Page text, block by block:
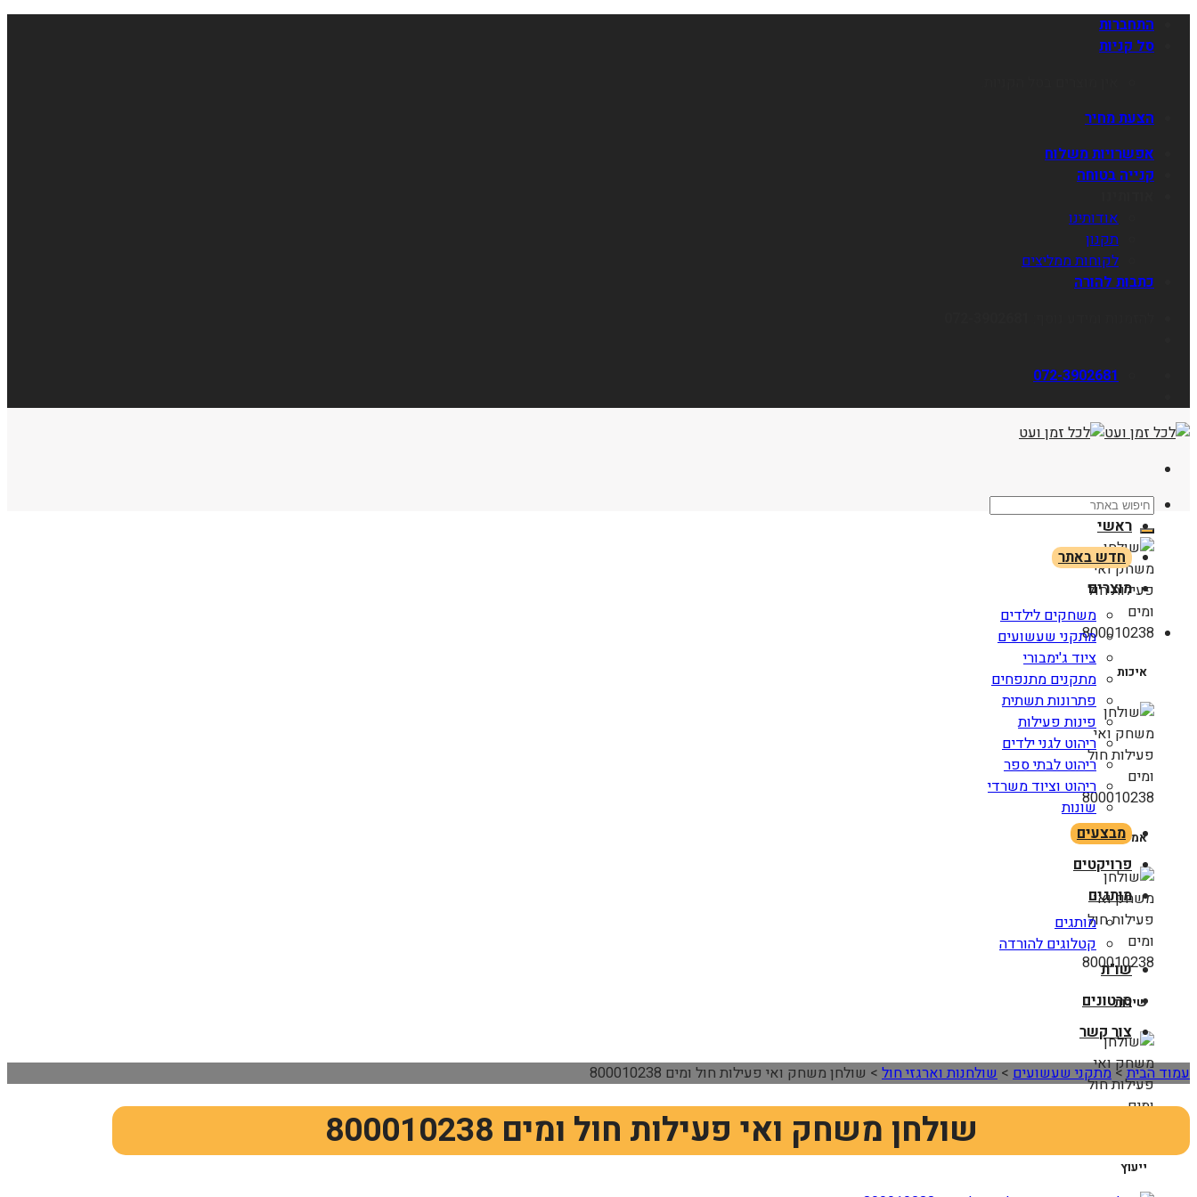
התחברות
סל קניות
הצעת מחיר
אפשרויות משלוח
קנייה בטוחה
אודותינו
תקנון
לקוחות ממליצים
כתבות להורה
072-3902681
חיפוש
עבור:
איכות
אמינות
שירות
ייעוץ
ראשי
חדש באתר
מוצרים
משחקים לילדים
מתקני שעשועים
ציוד ג'ימבורי
מתקנים מתנפחים
פתרונות תשתית
פינות פעילות
ריהוט לגני ילדים
ריהוט לבתי ספר
ריהוט וציוד משרדי
שונות
מבצעים
פרויקטים
מותגים
מותגים
קטלוגים להורדה
שו"ת
סרטונים
צור קשר
עמוד הבית> מתקני שעשועים > שולחנות וארגזי חול > שולחן משחק ואי פעילות חול ומים 800010238
שולחן משחק ואי פעילות חול ומים 800010238